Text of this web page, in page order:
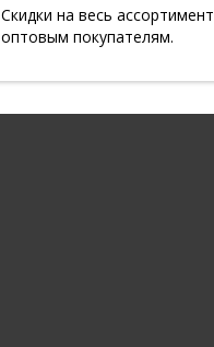
Скидки на весь ассортимент
оптовым покупателям.